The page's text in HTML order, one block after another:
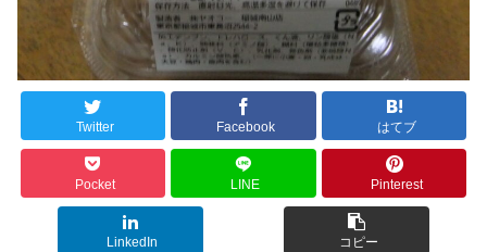
Twitter Facebook はてブ
Pocket LINE Pinterest
LinkedIn コピー